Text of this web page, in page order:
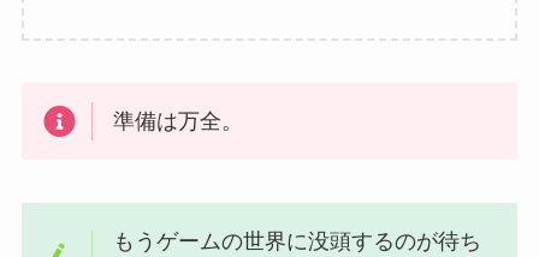
準備は万全。
もうゲームの世界に没頭するのが待ち